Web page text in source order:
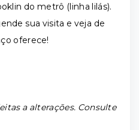
do metrô (linha lilás).
sua visita e veja de
oferece!
a alterações. Consulte